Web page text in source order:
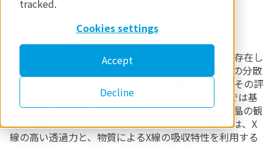
tracked.
Cookies settings
Accept
Decline
はじめに
湿布薬（貼付剤）の中には、薬効成分が結晶として存在し
ているものがあります。このような製剤では、結晶の分散
状態や経時変化が薬物の放出速度に影響するため、その評
価が重要です。しかし、ラマン分光法やX線回折法では基
剤や剥離フィルムなどの高分子材の影響により、結晶の観
察が困難になることがありました。一方で、X線CTは、X
線の高い透過力と、物質によるX線の吸収特性を利用する